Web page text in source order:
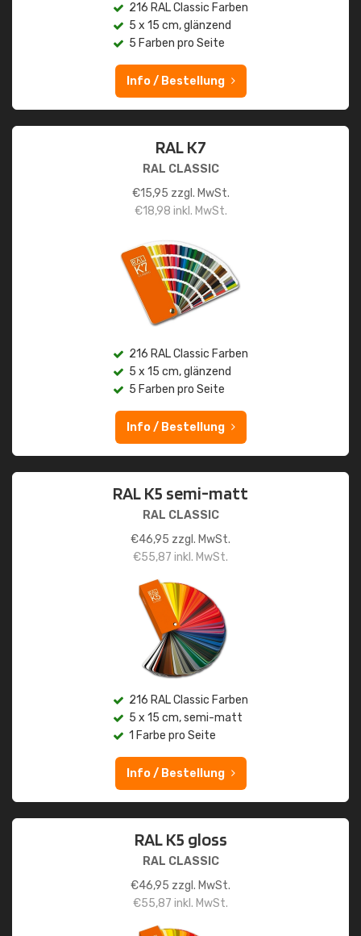
216 RAL Classic Farben
5 x 15 cm, glänzend
5 Farben pro Seite
Info / Bestellung
RAL K7
RAL CLASSIC
€15,95 zzgl. MwSt.
€18,98 inkl. MwSt.
216 RAL Classic Farben
5 x 15 cm, glänzend
5 Farben pro Seite
Info / Bestellung
RAL K5 semi-matt
RAL CLASSIC
€46,95 zzgl. MwSt.
€55,87 inkl. MwSt.
216 RAL Classic Farben
5 x 15 cm, semi-matt
1 Farbe pro Seite
Info / Bestellung
RAL K5 gloss
RAL CLASSIC
€46,95 zzgl. MwSt.
€55,87 inkl. MwSt.